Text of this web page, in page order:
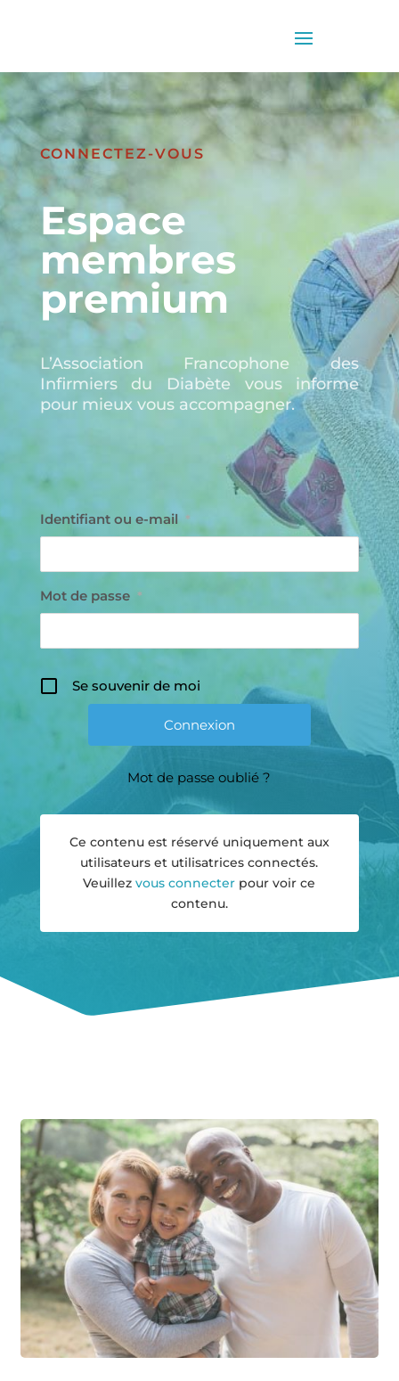
CONNECTEZ-VOUS
Espace
membres
premium
L’Association Francophone des
Infirmiers du Diabète vous informe
pour mieux vous accompagner.
Identifiant ou e-mail *
Mot de passe *
Se souvenir de moi
Mot de passe oublié ?
Ce contenu est réservé uniquement aux
utilisateurs et utilisatrices connectés.
Veuillezvous connecter pour voir ce
contenu.